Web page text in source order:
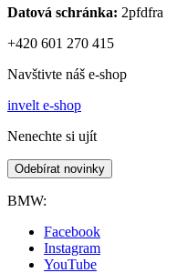
Datová schránka: 2pfdfra
+420 601 270 415
Navštivte náš e-shop
invelt e-shop
Nenechte si ujít
Odebírat novinky
BMW:
Facebook
Instagram
YouTube